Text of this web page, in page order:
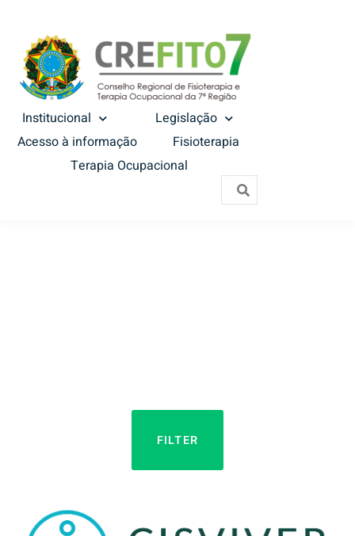
Institucional
Legislação
Acesso à informação
Fisioterapia
Terapia Ocupacional
FILTER
CISVIVER